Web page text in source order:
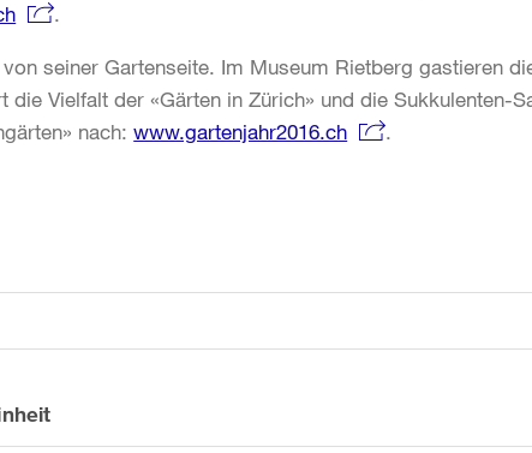
.
seiner Gartenseite. Im Museum Rietberg gastieren
die Vielfalt der «Gärten in Zürich» und die Sukkulenten-
nach:www.gartenjahr2016.ch .